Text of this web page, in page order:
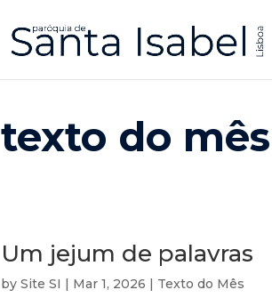
texto do mês
Um jejum de palavras
bySite SI | Mar 1, 2026 | Texto do Mês